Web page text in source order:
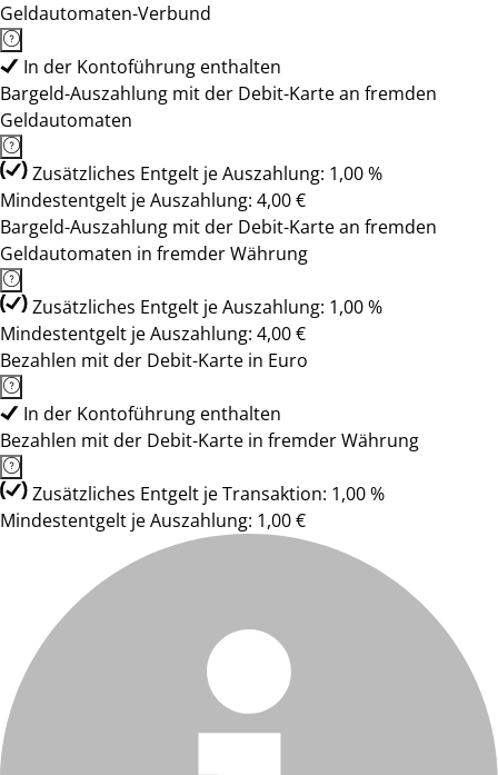
Geldautomaten-Verbund
In der Kontoführung enthalten
Bargeld-Auszahlung mit der Debit-Karte an fremden
Geldautomaten
Zusätzliches Entgelt je Auszahlung: 1,00 %
Mindestentgelt je Auszahlung: 4,00 €
Bargeld-Auszahlung mit der Debit-Karte an fremden
Geldautomaten in fremder Währung
Zusätzliches Entgelt je Auszahlung: 1,00 %
Mindestentgelt je Auszahlung: 4,00 €
Bezahlen mit der Debit-Karte in Euro
In der Kontoführung enthalten
Bezahlen mit der Debit-Karte in fremder Währung
Zusätzliches Entgelt je Transaktion: 1,00 %
Mindestentgelt je Auszahlung: 1,00 €